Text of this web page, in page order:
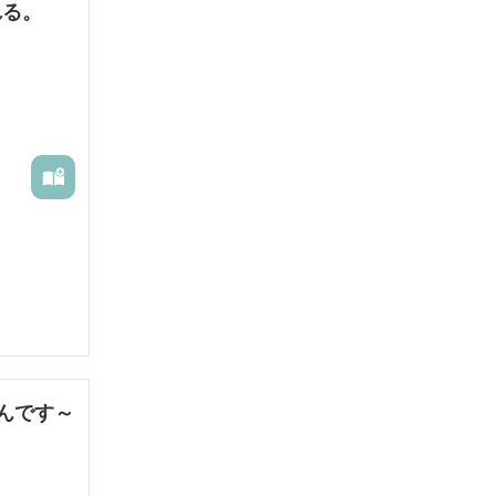
。
です～